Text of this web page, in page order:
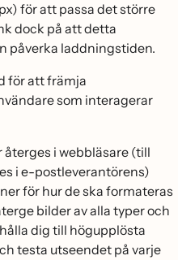
för att passa det större
dock på att detta
påverka laddningstiden.
för att främja
som interagerar
i webbläsare (till
i e-postleverantörens)
för hur de ska formateras
bilder av alla typer och
dig till högupplösta
testa utseendet på varje